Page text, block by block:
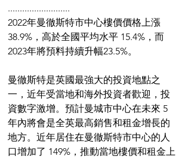
..........................
2022年曼徹斯特市中心樓價價格上漲
38.9%，高於全國平均水平 15.4%，而
2023年將預料持續升幅23.5%。
曼徹斯特是英國最強大的投資地點之
一，近年受當地和海外投資者歡迎，投
資數字激增。預計曼城市中心在未來 5
年內將會是全英最高銷售和租金增長的
地方。近年居住在曼徹斯特市中心的人
口增加了 149%，推動當地樓價和租金上